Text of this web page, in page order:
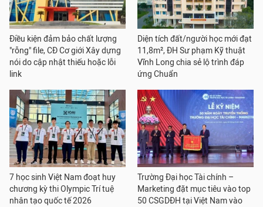
Điều kiện đảm bảo chất lượng
"rỗng" file, CĐ Cơ giới Xây dựng
nói do cập nhật thiếu hoặc lỗi
link
Diện tích đất/người học mới đạt
11,8m², ĐH Sư phạm Kỹ thuật
Vĩnh Long chia sẻ lộ trình đáp
ứng Chuẩn
7 học sinh Việt Nam đoạt huy
chương kỳ thi Olympic Trí tuệ
nhân tạo quốc tế 2026
Trường Đại học Tài chính –
Marketing đặt mục tiêu vào top
50 CSGDĐH tại Việt Nam vào